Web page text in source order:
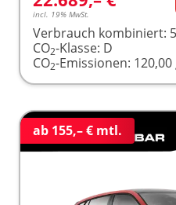
incl. 19% MwSt.
Verbrauch kombiniert:
CO2-Klasse: D
CO2-Emissionen:
ab 155,– € mtl.